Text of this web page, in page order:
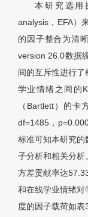
本研究选用
analysis，EFA）
的因子整合为清
version 26.0数据
间的互斥性进行
学业情绪之间的
（Bartlett）的卡
df=1485，
标准可知本研究的
子分析和相关分析
方差贡献率达
和在线学业情绪对
度的因子载荷如表